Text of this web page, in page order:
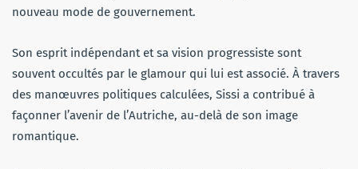
nouveau mode de gouvernement.
Son esprit indépendant et sa vision progressiste sont
souvent occultés par le glamour qui lui est associé. À travers
des manœuvres politiques calculées, Sissi a contribué à
façonner l’avenir de l’Autriche, au-delà de son image
romantique.